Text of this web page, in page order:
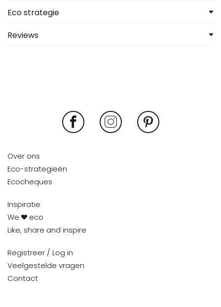
Eco strategie
Reviews
Over ons
Eco-strategieën
Ecocheques
Inspiratie
We
eco
Like, share and inspire
Registreer / Log in
Veelgestelde vragen
Contact